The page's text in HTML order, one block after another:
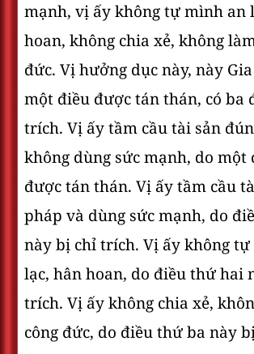
mạnh, vị ấy không tự mình an
hoan, không chia xẻ, không
đức. Vị hưởng dục này, này
một điều được tán thán, có ba
trích. Vị ấy tầm cầu tài sản
không dùng sức mạnh, do một
được tán thán. Vị ấy tầm cầu
pháp và dùng sức mạnh, do
này bị chỉ trích. Vị ấy không
lạc, hân hoan, do điều thứ hai
trích. Vị ấy không chia xẻ,
công đức, do điều thứ ba này